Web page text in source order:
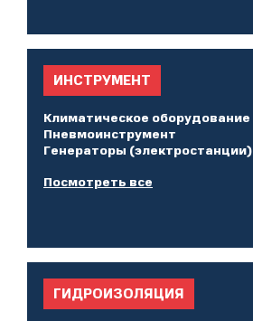
ИНСТРУМЕНТ
Климатическое оборудование
Пневмоинструмент
Генераторы (электростанции)
Посмотреть все
ГИДРОИЗОЛЯЦИЯ